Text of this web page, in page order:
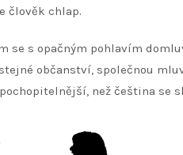
člověk chlap.
se s opačným pohlavím
občanství, společnou
než čeština se